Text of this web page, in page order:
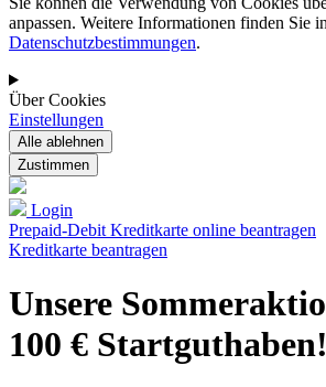
anpassen. Weitere Informationen finden Sie
Datenschutzbestimmungen.
Über Cookies
Einstellungen
Login
Prepaid-Debit Kreditkarte online beantragen
Kreditkarte beantragen
Unsere
100 €